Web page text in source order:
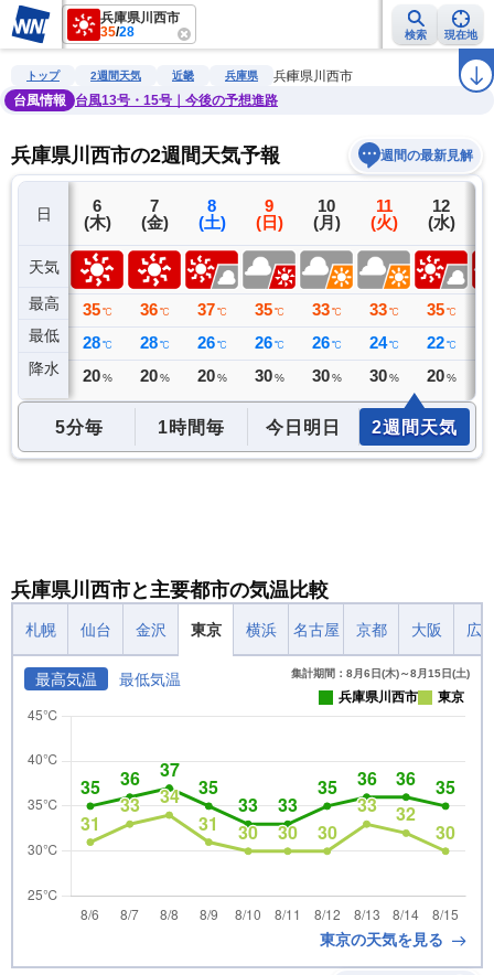
兵庫県川西市
35/28 検索 現在地
雨雲レーダー 台風情報 地震情報 警報・注意報 ラ
トップ 2週間天気 近畿 兵庫県
兵庫県川西市
台風情報
台風13号・15号｜今後の予想進路
兵庫県川西市の2週間天気予報 週間の最新見解
日
天気
最高
最低
降水
5
(水)
36 ℃
26 ℃
0 ミリ
6
(木)
35 ℃
28 ℃
20 %
7
(金)
36 ℃
28 ℃
20 %
8
(土)
37 ℃
26 ℃
20 %
9
(日)
35 ℃
26 ℃
30 %
10
(月)
33 ℃
26 ℃
30 %
11
(火)
33 ℃
24 ℃
30 %
12
(水)
35 ℃
22 ℃
20 %
5分毎 1時間毎 今日明日 2週間天気
兵庫県川西市と主要都市の気温比較
札幌 仙台 金沢 東京 横浜 名古屋 京都 大阪 広
最高気温 最低気温 集計期間：8月6日(木)～8月15日(土)
兵庫県川西市 東京
東京の天気を見る